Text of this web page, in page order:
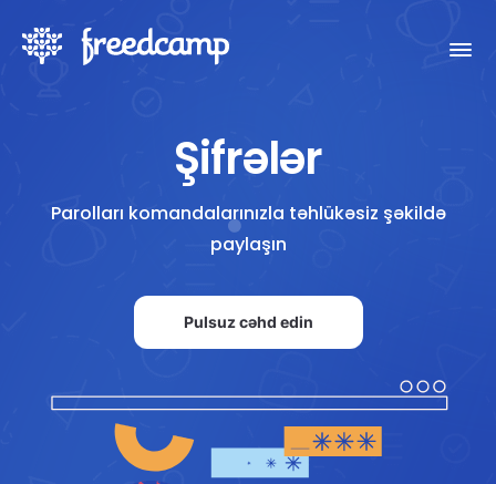
Şifrələr
Parolları komandalarınızla təhlükəsiz şəkildə
paylaşın
Pulsuz cəhd edin